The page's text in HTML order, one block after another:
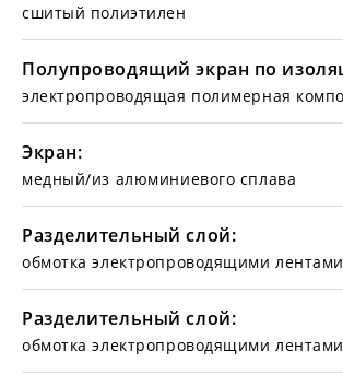
сшитый полиэтилен
Полупроводящий экран по
электропроводящая полимерная
Экран:
медный/из алюминиевого сплава
Разделительный слой:
обмотка электропроводящими лентами
Разделительный слой:
обмотка электропроводящими лентами